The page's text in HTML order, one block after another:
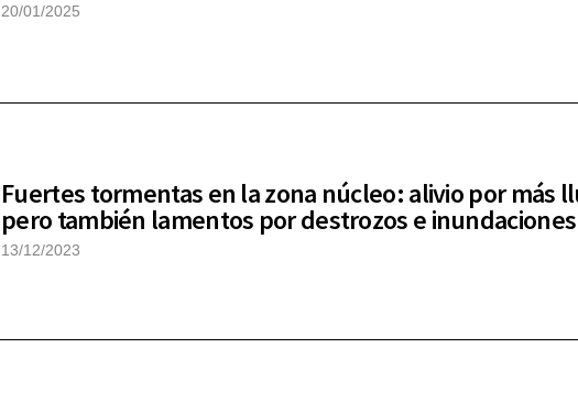
20/01/2025
Fuertes tormentas en la zona núcleo: alivio por más
pero también lamentos por destrozos e inundaciones
13/12/2023